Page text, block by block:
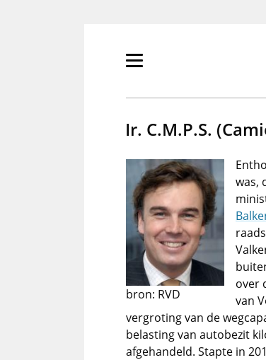
Primair
tonen/verbergen
Ir. C.M.P.S.
bron: RVD
was,
over
van
vergroting van de
belasting van autobezit
afgehandeld. Stapte in